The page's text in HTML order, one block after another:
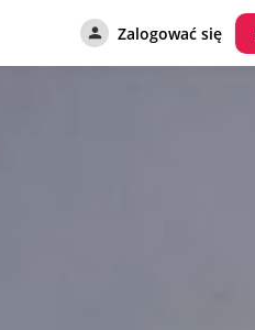
Zalogować się